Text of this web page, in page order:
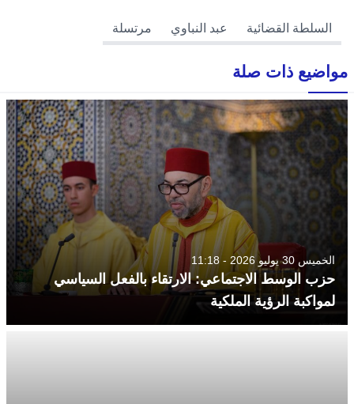
السلطة القضائية عبد النباوي مرتسلة
مواضيع ذات صلة
الخميس 30 يوليو 2026 - 11:18
حزب الوسط الاجتماعي: الارتقاء بالفعل السياسي
لمواكبة الرؤية الملكية